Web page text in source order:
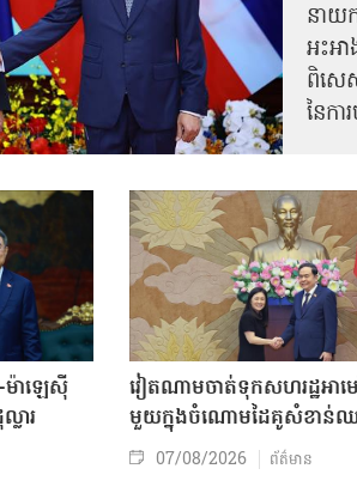
នាយ
អះអ
ពិសេ
នៃកា
ម៉ាឡេស៊ី
ារ
វៀតណាមចាត់ទុកសហរដ្ឋអាម
មួយក្នុងចំណោមដៃគូសំខាន់ឈ
07/08/2026 ព័ត៌មាន